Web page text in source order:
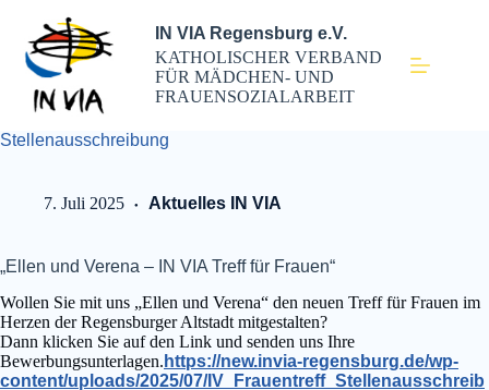
IN VIA Regensburg e.V.
KATHOLISCHER VERBAND
FÜR MÄDCHEN- UND
FRAUENSOZIALARBEIT
Stellenausschreibung
7. Juli 2025 Aktuelles IN VIA
„Ellen und Verena – IN VIA Treff für Frauen“
Wollen Sie mit uns „Ellen und Verena“ den neuen Treff für Frauen im
Herzen der Regensburger Altstadt mitgestalten?
Dann klicken Sie auf den Link und senden uns Ihre
Bewerbungsunterlagen. https://new.invia-regensburg.de/wp-
content/uploads/2025/07/IV_Frauentreff_Stellenausschreib